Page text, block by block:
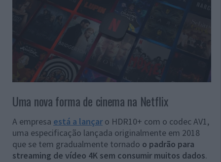
Uma nova forma de cinema na Netflix
A empresa está a lançar o HDR10+ com o codec AV1,
uma especificação lançada originalmente em 2018
que se tem gradualmente tornado o padrão para
streaming de vídeo 4K sem consumir muitos dados.